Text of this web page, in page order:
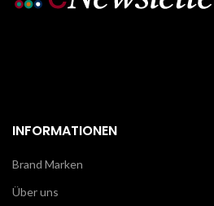
INFORMATIONEN
Brand Marken
Über uns